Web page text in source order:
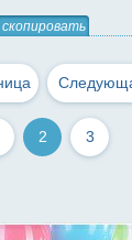
скопировать
2 3